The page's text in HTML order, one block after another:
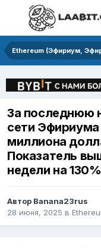
Ethereum (Эфириум,
За последнюю
сети Эфириума
миллиона
Показатель
недели на
Автор Banana23rus
28 июня, 2025 в